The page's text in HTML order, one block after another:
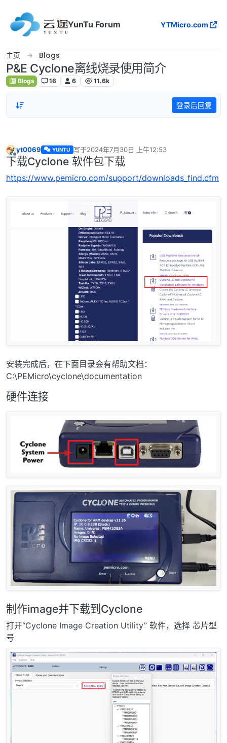
YunTu Forum
YTMicro.com
主页 Blogs
P&E Cyclone离线烧录使用简介
Blogs 16 6 11.6k
登录后回复
离线
yt0069 YUNTU 写于2024年7月30日 上午12:53
最后由 编辑
下载Cyclone 软件包下载
https://www.pemicro.com/support/downloads_find.cfm
安装完成后，在下面目录会有帮助文档：
C:\PEMicro\cyclone\documentation
硬件连接
制作image并下载到Cyclone
打开“Cyclone Image Creation Utility” 软件，选择 芯片型
号